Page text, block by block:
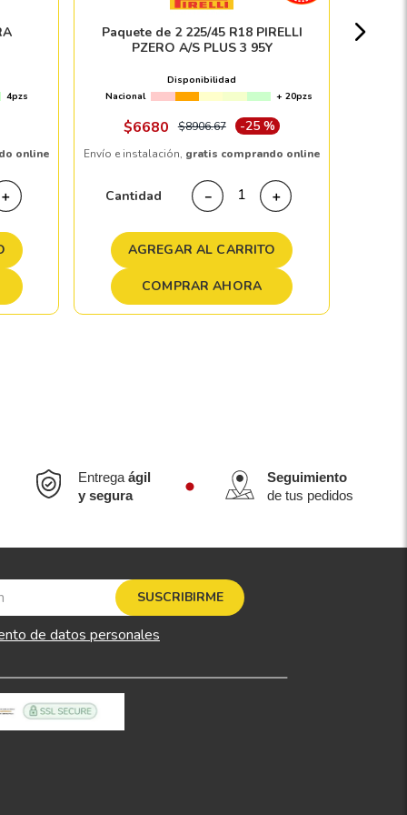
4pzs
online
＋
Paquete de 2 225/45 R18 PIRELLI
PZERO A/S PLUS 3 95Y
Disponibilidad
Nacional
+ 20pzs
$6680 $8906.67 -25 %
Envío e instalación, gratis comprando online
Cantidad ＋
－
AGREGAR AL CARRITO
COMPRAR AHORA
Entregaágil
y segura
Seguimiento
de tus pedidos
SUSCRIBIRME
de datos personales